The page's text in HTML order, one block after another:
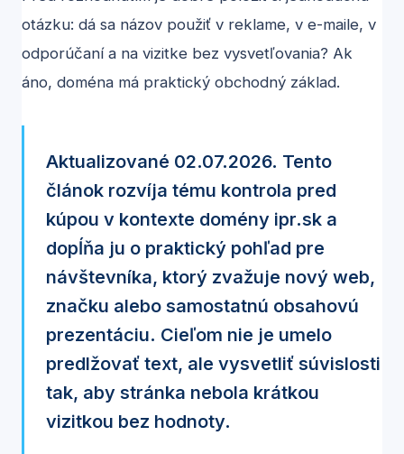
otázku: dá sa názov použiť v reklame, v e-maile, v
odporúčaní a na vizitke bez vysvetľovania? Ak
áno, doména má praktický obchodný základ.
Aktualizované 02.07.2026. Tento
článok rozvíja tému kontrola pred
kúpou v kontexte domény ipr.sk a
dopĺňa ju o praktický pohľad pre
návštevníka, ktorý zvažuje nový web,
značku alebo samostatnú obsahovú
prezentáciu. Cieľom nie je umelo
predlžovať text, ale vysvetliť súvislosti
tak, aby stránka nebola krátkou
vizitkou bez hodnoty.